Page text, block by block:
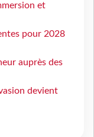
et
pour 2028
auprès des
devient